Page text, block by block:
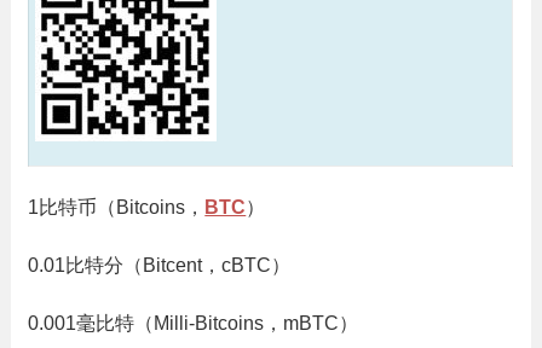
1比特币（Bitcoins， BTC）
0.01比特分（Bitcent，cBTC）
0.001毫比特（Milli-Bitcoins，mBTC）